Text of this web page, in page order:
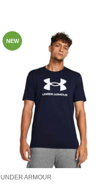
NEW
UNDER ARMOUR